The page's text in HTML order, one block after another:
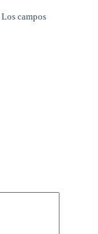
Los campos